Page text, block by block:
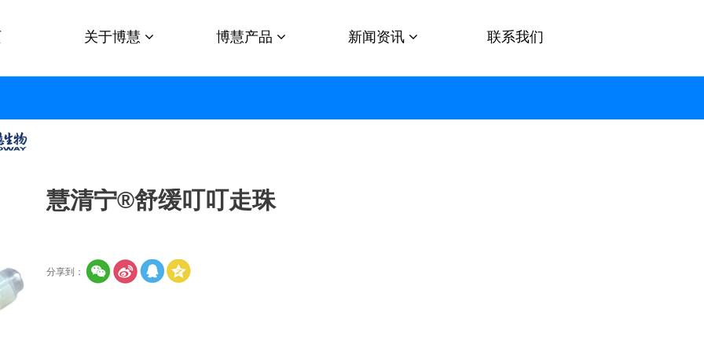
关于博慧 博慧产品 新闻资讯 联系我们
慧清宁®舒缓叮叮走珠
分享到：